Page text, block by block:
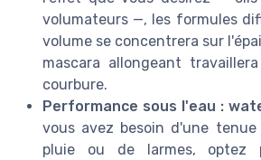
volumateurs —, les formules
volume se concentrera sur
mascara allongeant
courbure.
Performance sous l'eau :
vous avez besoin d'une
pluie ou de larmes, optez